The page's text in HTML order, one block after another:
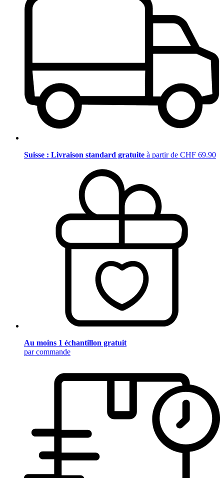
Suisse : Livraison standard gratuite à partir de CHF 69.90
Au moins 1 échantillon gratuit
par commande